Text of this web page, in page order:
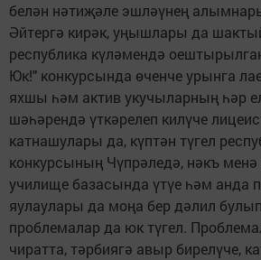
белән нәтиҗәле эшләүнең
Әйтергә кирәк, уңышлары да
республика күләмендә
Юк!" конкурсында өченче урынга
яхшы һәм актив укучыларның һәр
шәһәрендә үткәрелеп килүче
катнашулары да, күптән түгел
конкурсының Чүпрәледә, нәкъ
училище базасында үтүе һәм анда
яулаулары да моңа бер дәлил
проблемалар да юк түгел.
чиратта, тәрбиягә авыр бирелүче,